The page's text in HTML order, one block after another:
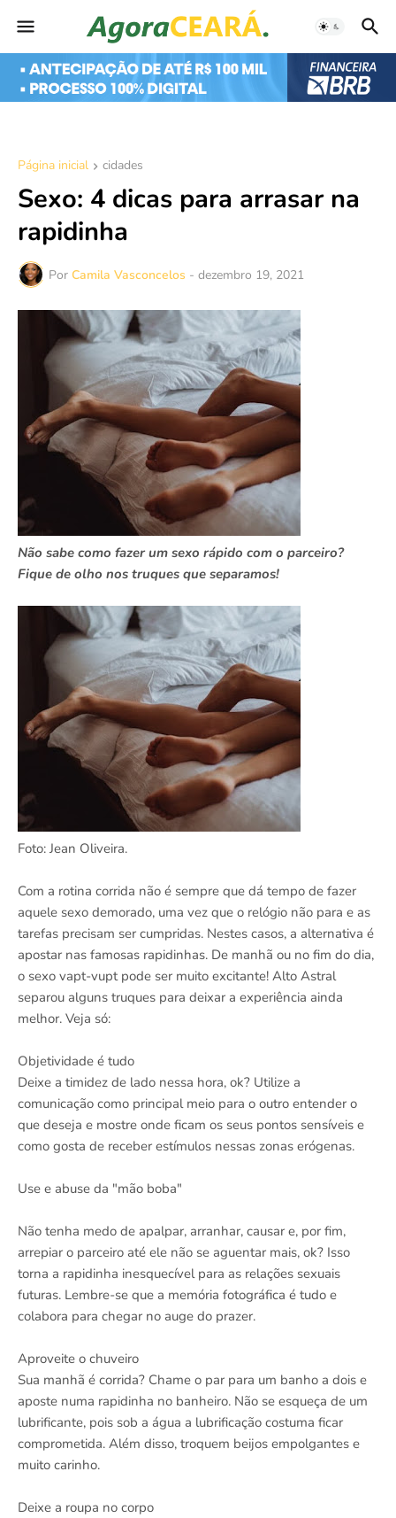
Página inicial cidades
Sexo: 4 dicas para arrasar na
rapidinha
Por Camila Vasconcelos - dezembro 19, 2021
Não sabe como fazer um sexo rápido com o parceiro?
Fique de olho nos truques que separamos!
Foto: Jean Oliveira.
Com a rotina corrida não é sempre que dá tempo de fazer
aquele sexo demorado, uma vez que o relógio não para e as
tarefas precisam ser cumpridas. Nestes casos, a alternativa é
apostar nas famosas rapidinhas. De manhã ou no fim do dia,
o sexo vapt-vupt pode ser muito excitante! Alto Astral
separou alguns truques para deixar a experiência ainda
melhor. Veja só:
Objetividade é tudo
Deixe a timidez de lado nessa hora, ok? Utilize a
comunicação como principal meio para o outro entender o
que deseja e mostre onde ficam os seus pontos sensíveis e
como gosta de receber estímulos nessas zonas erógenas.
Use e abuse da "mão boba"
Não tenha medo de apalpar, arranhar, causar e, por fim,
arrepiar o parceiro até ele não se aguentar mais, ok? Isso
torna a rapidinha inesquecível para as relações sexuais
futuras. Lembre-se que a memória fotográfica é tudo e
colabora para chegar no auge do prazer.
Aproveite o chuveiro
Sua manhã é corrida? Chame o par para um banho a dois e
aposte numa rapidinha no banheiro. Não se esqueça de um
lubrificante, pois sob a água a lubrificação costuma ficar
comprometida. Além disso, troquem beijos empolgantes e
muito carinho.
Deixe a roupa no corpo